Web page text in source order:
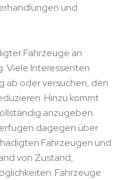
und
Fahrzeuge an
Viele Interessenten
ab oder versuchen, den
Hinzu kommt
anzugeben.
dagegen über
Fahrzeugen und
von Zustand,
Fahrzeuge